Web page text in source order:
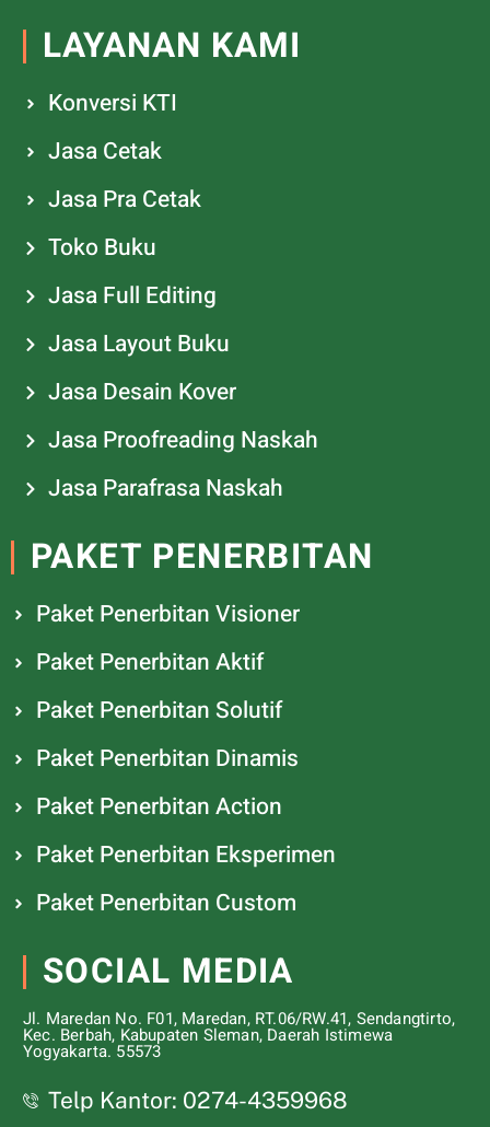
LAYANAN KAMI
Konversi KTI
Jasa Cetak
Jasa Pra Cetak
Toko Buku
Jasa Full Editing
Jasa Layout Buku
Jasa Desain Kover
Jasa Proofreading Naskah
Jasa Parafrasa Naskah
PAKET PENERBITAN
Paket Penerbitan Visioner
Paket Penerbitan Aktif
Paket Penerbitan Solutif
Paket Penerbitan Dinamis
Paket Penerbitan Action
Paket Penerbitan Eksperimen
Paket Penerbitan Custom
SOCIAL MEDIA
Jl. Maredan No. F01, Maredan, RT.06/RW.41, Sendangtirto,
Kec. Berbah, Kabupaten Sleman, Daerah Istimewa
Yogyakarta. 55573
Telp Kantor: 0274-4359968